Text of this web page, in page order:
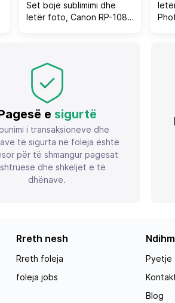
Set bojë sublimimi dhe
letër foto, Canon RP-108
e sigurtë
i transaksioneve dhe
të sigurta në foleja është
për të shmangur pagesat
dhe shkeljet e të
dhënave.
Rreth nesh
Rreth foleja
foleja jobs
Pyetje
Blog